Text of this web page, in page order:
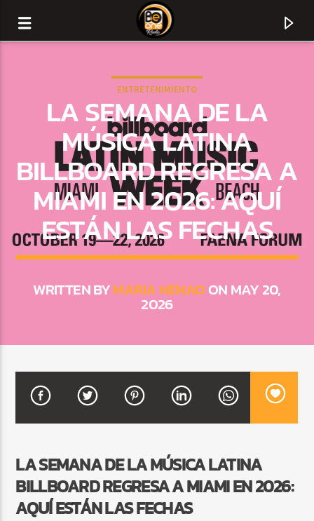
TITLE
CURRENT SHOW
BACHATA PARA EL CAMINO
5:00 PM 7:00 PM
Beone Radio
ENTRETENIMIENTO
LA SEMANA DE LA
MÚSICA LATINA
BILLBOARD REGRESA A
MIAMI EN 2026: AQUÍ
ESTÁN LAS FECHAS
WRITTEN BYMARIA HENAOON MAY 20,
2026
LA SEMANA DE LA MÚSICA LATINA
BILLBOARD REGRESA A MIAMI EN 2026:
AQUÍ ESTÁN LAS FECHAS